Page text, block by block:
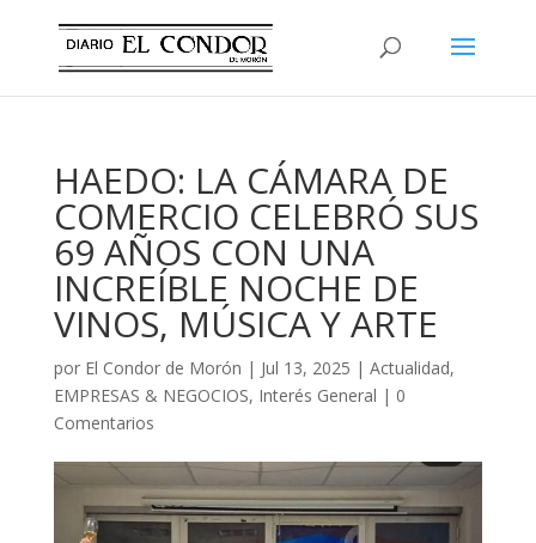
HAEDO: LA CÁMARA DE
COMERCIO CELEBRÓ SUS
69 AÑOS CON UNA
INCREÍBLE NOCHE DE
VINOS, MÚSICA Y ARTE
por El Condor de Morón | Jul 13, 2025 | Actualidad,
EMPRESAS & NEGOCIOS, Interés General | 0
Comentarios